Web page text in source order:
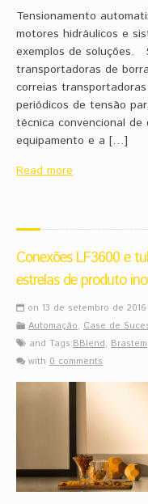
Tensionamento
motores hidráulicos e
exemplos de soluções.
transportadoras de
correias
periódicos de tensão
técnica convencional
equipamento e a […]
Read more
Conexões LF3600 e
estrelas de produto
on 13 de setembro de 2016
Automação, Case de
and Tags:BBlend,
with 0 comments